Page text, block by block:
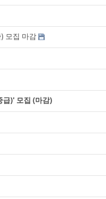
모집 마감
급)' 모집 (마감)